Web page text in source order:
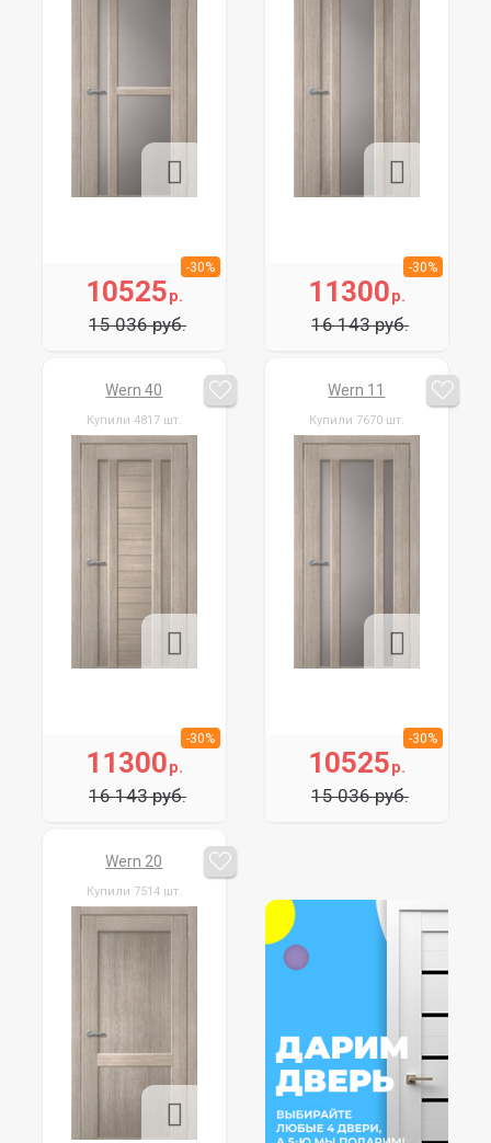
10525р.
15 036 руб.
-30%
11300р.
16 143 руб.
-30%
Wern 40
Купили 4817 шт.
11300р.
16 143 руб.
-30%
Wern 11
Купили 7670 шт.
10525р.
15 036 руб.
-30%
Wern 20
Купили 7514 шт.